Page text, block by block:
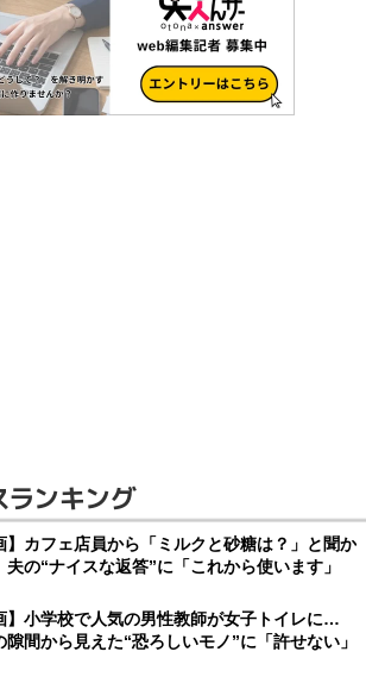
ランキング
】カフェ店員から「ミルクと砂糖は？」と聞か
の“ナイスな返答”に「これから使います」
】小学校で人気の男性教師が女子トイレに…
隙間から見えた“恐ろしいモノ”に「許せない」